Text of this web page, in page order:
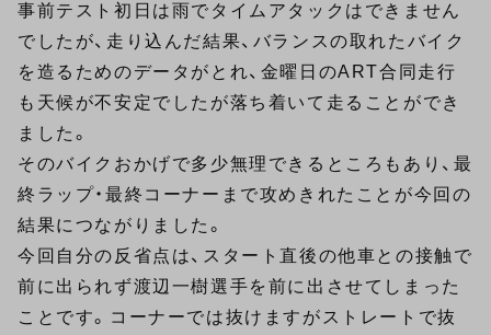
事前テスト初日は雨でタイムアタックはできません
でしたが、走り込んだ結果、バランスの取れたバイク
を造るためのデータがとれ、金曜日のART合同走行
も天候が不安定でしたが落ち着いて走ることができ
ました。
そのバイクおかげで多少無理できるところもあり、最
終ラップ・最終コーナーまで攻めきれたことが今回の
結果につながりました。
今回自分の反省点は、スタート直後の他車との接触で
前に出られず渡辺一樹選手を前に出させてしまった
ことです。コーナーでは抜けますがストレートで抜